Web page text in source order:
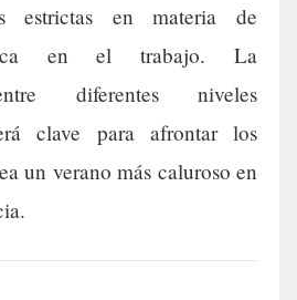
estrictas en materia de
en el trabajo. La
diferentes niveles
clave para afrontar los
un verano más caluroso en